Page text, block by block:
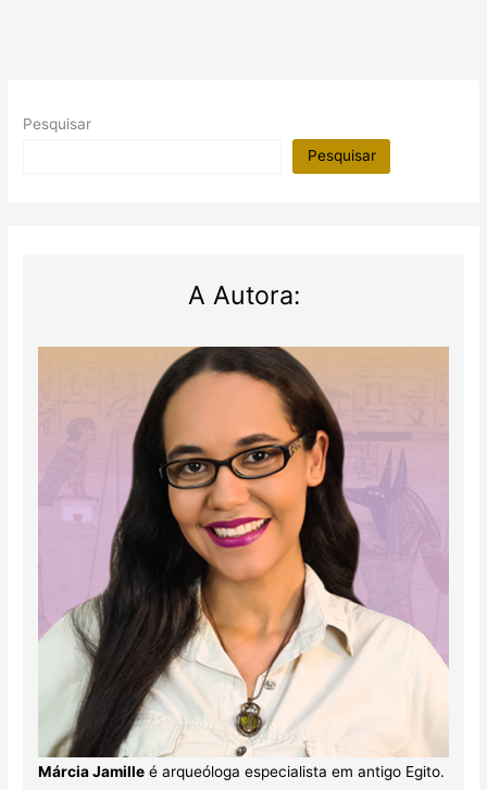
Pesquisar
Pesquisar
A Autora:
Márcia Jamilleé arqueóloga especialista em antigo Egito.